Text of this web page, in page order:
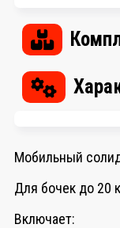
Мобильный
Для бочек до 20
Включает: